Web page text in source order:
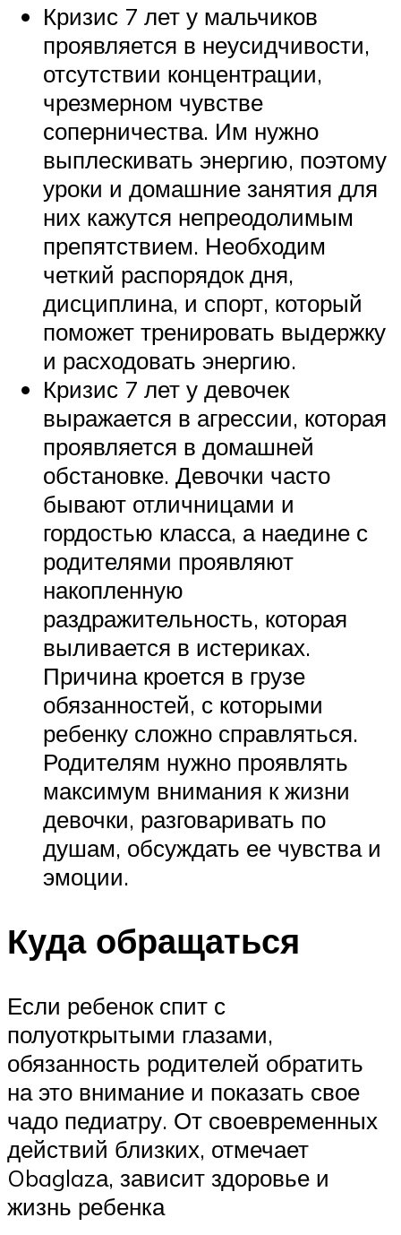
Кризис 7 лет у мальчиков
проявляется в неусидчивости,
отсутствии концентрации,
чрезмерном чувстве
соперничества. Им нужно
выплескивать энергию, поэтому
уроки и домашние занятия для
них кажутся непреодолимым
препятствием. Необходим
четкий распорядок дня,
дисциплина, и спорт, который
поможет тренировать выдержку
и расходовать энергию.
Кризис 7 лет у девочек
выражается в агрессии, которая
проявляется в домашней
обстановке. Девочки часто
бывают отличницами и
гордостью класса, а наедине с
родителями проявляют
накопленную
раздражительность, которая
выливается в истериках.
Причина кроется в грузе
обязанностей, с которыми
ребенку сложно справляться.
Родителям нужно проявлять
максимум внимания к жизни
девочки, разговаривать по
душам, обсуждать ее чувства и
эмоции.
Куда обращаться
Если ребенок спит с
полуоткрытыми глазами,
обязанность родителей обратить
на это внимание и показать свое
чадо педиатру. От своевременных
действий близких, отмечает
Obaglazа, зависит здоровье и
жизнь ребенка